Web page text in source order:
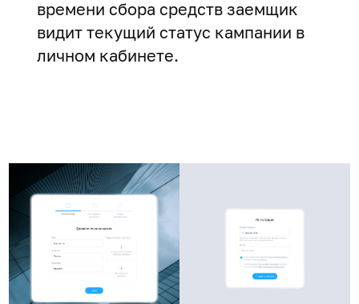
времени сбора средств заемщик
видит текущий статус кампании в
личном кабинете.